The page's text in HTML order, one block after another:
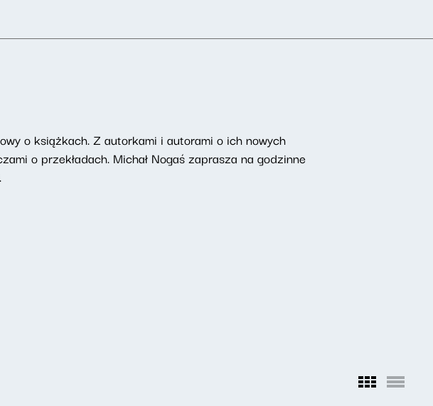
o książkach. Z autorkami i autorami o ich nowych
o przekładach. Michał Nogaś zaprasza na godzinne